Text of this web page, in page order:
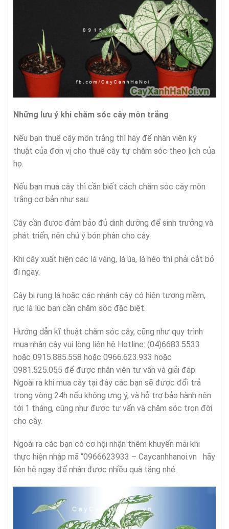
Những lưu ý khi chăm sóc cây môn trắng
Nếu bạn thuê cây môn trắng thì hãy để nhân viên kỹ
thuật của đơn vị cho thuê cây tự chăm sóc theo lịch của
họ.
Nếu bạn mua cây thì cần biết cách chăm sóc cây môn
trắng cơ bản như sau:
Cây cần được đảm bảo đủ dinh dưỡng để sinh trưởng và
phát triển, nên chú ý bón phân cho cây.
Khi cây xuất hiện các lá vàng, lá úa, lá héo thì phải cắt bỏ
đi ngay.
Cây bị rụng lá hoặc các nhánh cây có hiện tượng mềm,
rục là lúc bạn cần chăm sóc đặc biệt.
Hướng dẫn kĩ thuật chăm sóc cây, cũng như quy trình
mua nhận cây vui lòng liên hệ Hotline: (04)6683.5533
hoặc 0915.885.558 hoặc 0966.623.933 hoặc
0981.525.055 để được nhân viên tư vấn và giải đáp.
Ngoài ra khi mua cây tại đây các bạn sẽ được đổi trả
trong vòng 24h nếu không ưng ý, và hỗ trợ bảo hành nên
tới 1 tháng, cũng như được tư vấn và chăm sóc trọn đời
cho cây.
Ngoài ra các bạn có cơ hội nhận thêm khuyến mãi khi
thực hiện nhập mã “0966623933 – Caycanhhanoi.vn hãy
liên hệ ngay để nhận được nhiều quà tặng nhé.